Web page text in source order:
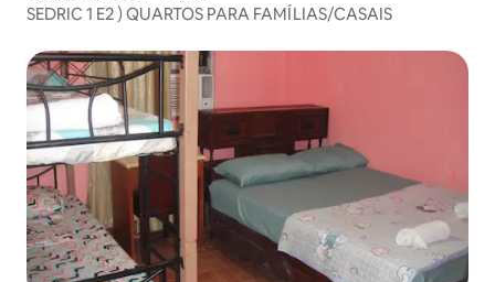
SEDRIC 1 E2 ) QUARTOS PARA FAMÍLIAS/CASAIS